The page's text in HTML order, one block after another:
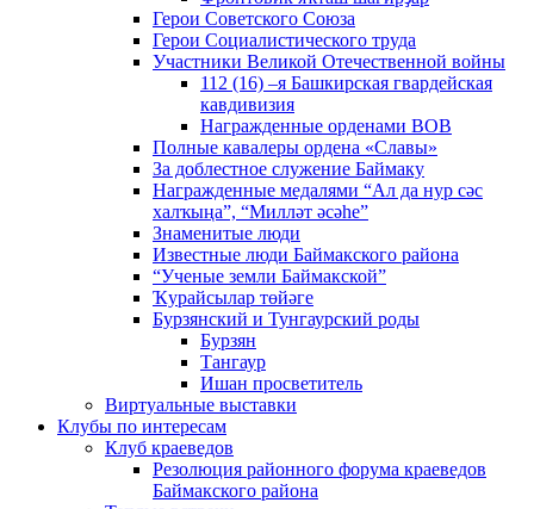
Герои Советского Союза
Герои Социалистического труда
Участники Великой Отечественной войны
112 (16) –я Башкирская гвардейская
кавдивизия
Награжденные орденами ВОВ
Полные кавалеры ордена «Славы»
За доблестное служение Баймаку
Награжденные медалями “Ал да нур сәс
халҡыңа”, “Милләт әсәһе”
Знаменитые люди
Известные люди Баймакского района
“Ученые земли Баймакской”
Ҡурайсылар төйәге
Бурзянский и Тунгаурский роды
Бурзян
Тангаур
Ишан просветитель
Виртуальные выставки
Клубы по интересам
Клуб краеведов
Резолюция районного форума краеведов
Баймакского района